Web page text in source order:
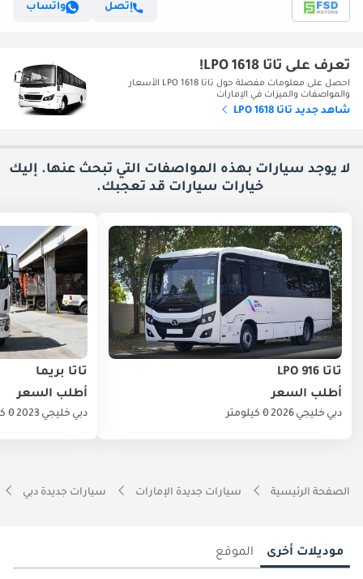
إتصل
واتساب
تعرف على تاتا LPO 1618!
احصل على معلومات مفصلة حول تاتا LPO 1618 الأسعار
والمواصفات والميزات في الإمارات
شاهد جديد تاتا LPO 1618
لا يوجد سيارات بهذه المواصفات التي تبحث عنها. إليك
خيارات سيارات قد تعجبك.
تاتا LPO 916
أطلب السعر
دبي خليجي 20260 كيلومتر
تاتا بريما
أطلب السعر
دبي خليجي 20230 كيلومتر
الصفحة الرئيسية سيارات جديدة الإمارات سيارات جديدة دبي
موديلات أخرى الموقع